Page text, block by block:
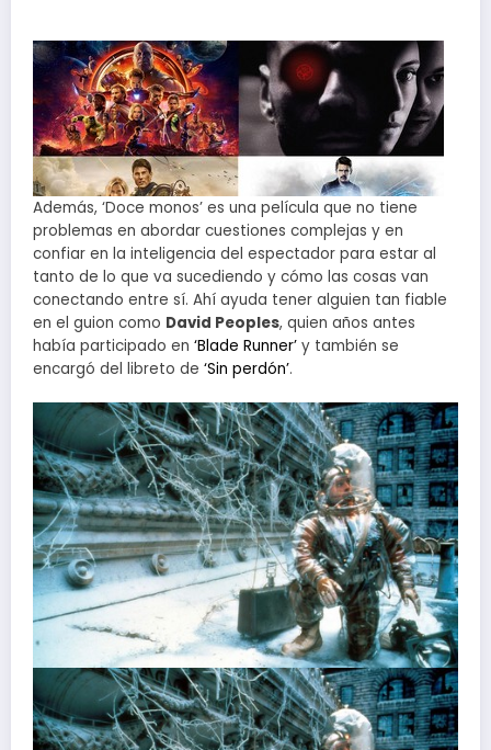
Además, ‘Doce monos’ es una película que no tiene
problemas en abordar cuestiones complejas y en
confiar en la inteligencia del espectador para estar al
tanto de lo que va sucediendo y cómo las cosas van
conectando entre sí. Ahí ayuda tener alguien tan fiable
en el guion como David Peoples, quien años antes
había participado en ‘Blade Runner’ y también se
encargó del libreto de ‘Sin perdón’.